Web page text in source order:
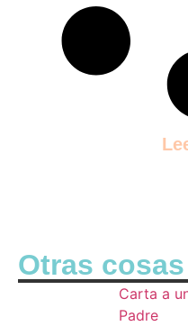
Otras
Carta a
Padre